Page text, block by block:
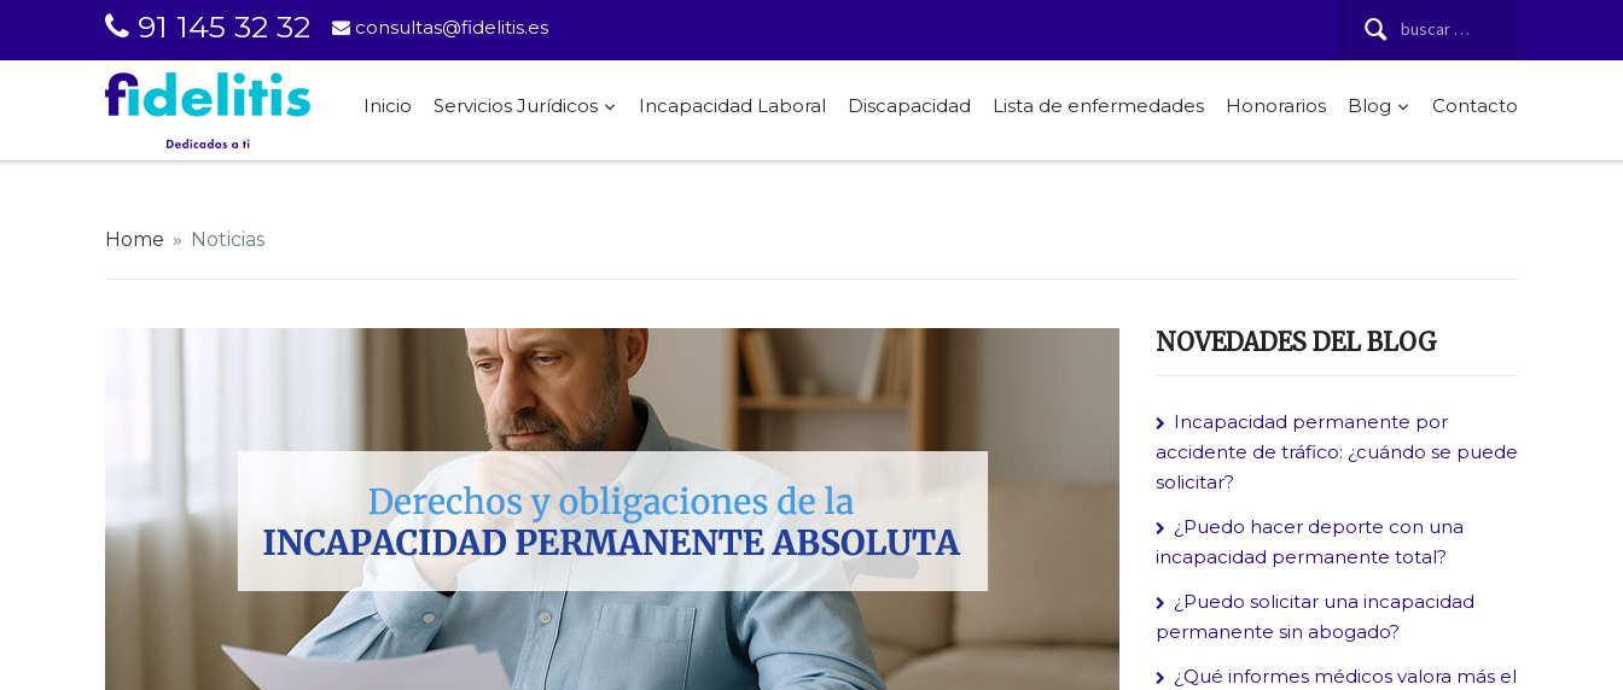
Buscar:
91 145 32 32 consultas@fidelitis.es
Inicio Servicios Jurídicos Incapacidad Laboral Discapacidad Lista de enfermedades Honorarios Blog Contacto
Home » Noticias
NOVEDADES DEL BLOG
Incapacidad permanente por
accidente de tráfico: ¿cuándo se puede
solicitar?
¿Puedo hacer deporte con una
incapacidad permanente total?
¿Puedo solicitar una incapacidad
permanente sin abogado?
¿Qué informes médicos valora más el